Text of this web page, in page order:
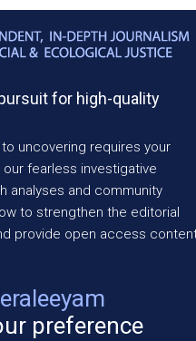
for high-quality
uncovering requires your
fearless investigative
analyses and community
to strengthen the editorial
provide open access
preference